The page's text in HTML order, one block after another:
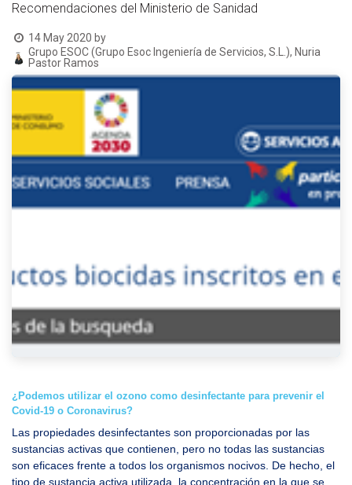
Recomendaciones del Ministerio de Sanidad
14 May 2020 by
Grupo ESOC (Grupo Esoc Ingeniería de Servicios, S.L.), Nuria
Pastor Ramos
¿Podemos utilizar el ozono como desinfectante para prevenir el
Covid-19 o Coronavirus?
Las propiedades desinfectantes son proporcionadas por las
sustancias activas que contienen, pero no todas las sustancias
son eficaces frente a todos los organismos nocivos. De hecho, el
tipo de sustancia activa utilizada, la concentración en la que se